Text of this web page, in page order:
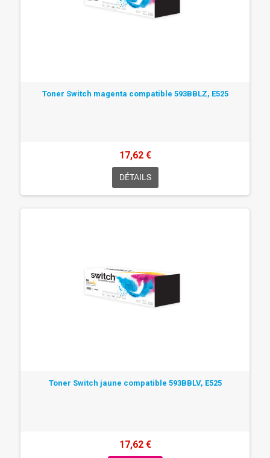
Toner Switch magenta compatible 593BBLZ, E525
17,62 €
DÉTAILS
Toner Switch jaune compatible 593BBLV, E525
17,62 €